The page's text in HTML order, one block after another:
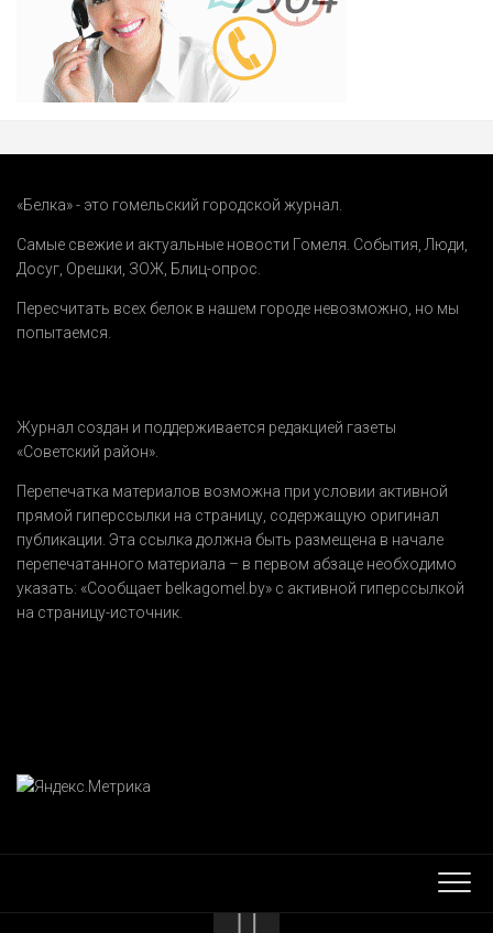
«Белка» - это гомельский городской журнал.
Самые свежие и актуальные новости Гомеля. События Люди
Досуг Орешки ЗОЖ Блиц-опрос
Пересчитать всех белок в нашем городе невозможно, но мы
попытаемся.
Журнал создан и поддерживается редакцией газеты
«Советский район».
Перепечатка материалов возможна при условии активной
прямой гиперссылки на страницу, содержащую оригинал
публикации. Эта ссылка должна быть размещена в начале
перепечатанного материала – в первом абзаце необходимо
указать: «Сообщает belkagomel.by» с активной гиперссылкой
на страницу-источник.